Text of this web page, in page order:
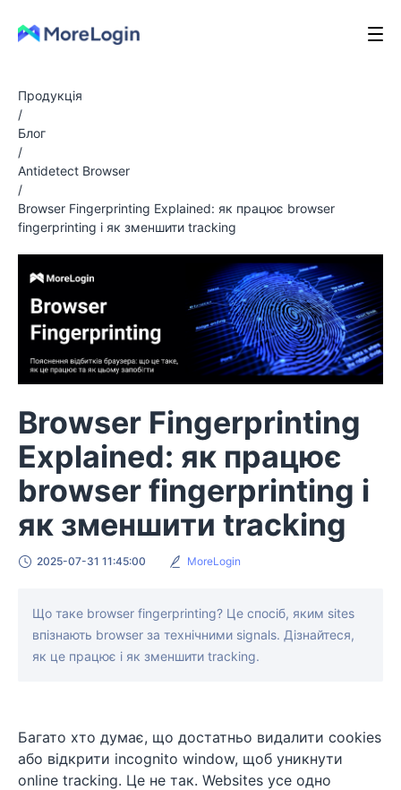
Продукція
/
Блог
/
Antidetect Browser
/
Browser Fingerprinting Explained: як працює browser
fingerprinting і як зменшити tracking
Browser Fingerprinting
Explained: як працює
browser fingerprinting і
як зменшити tracking
2025-07-31 11:45:00 MoreLogin
Що таке browser fingerprinting? Це спосіб, яким sites
впізнають browser за технічними signals. Дізнайтеся,
як це працює і як зменшити tracking.
Багато хто думає, що достатньо видалити cookies
або відкрити incognito window, щоб уникнути
online tracking. Це не так. Websites усе одно